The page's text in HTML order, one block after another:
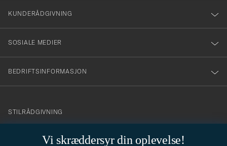
Vi skræddersyr din oplevelse!
nyhetsbrev!
KUNDERÅDGIVNING
SOSIALE MEDIER
BEDRIFTSINFORMASJON
info@careofcarl.no
STILRÅDGIVNING